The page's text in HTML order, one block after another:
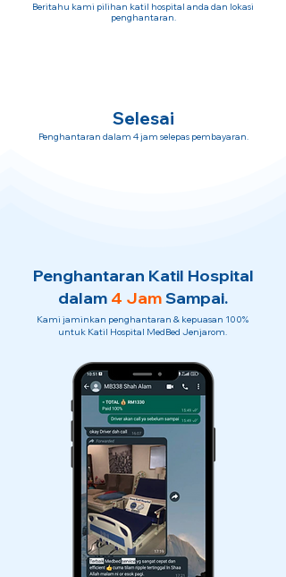
Beritahu kami pilihan katil hospital anda dan lokasi
penghantaran.
Selesai
Penghantaran dalam 4 jam selepas pembayaran.
Penghantaran Katil Hospital
dalam 4 JamSampai.
Kami jaminkan penghantaran & kepuasan 100%
untuk Katil Hospital MedBed Jenjarom.